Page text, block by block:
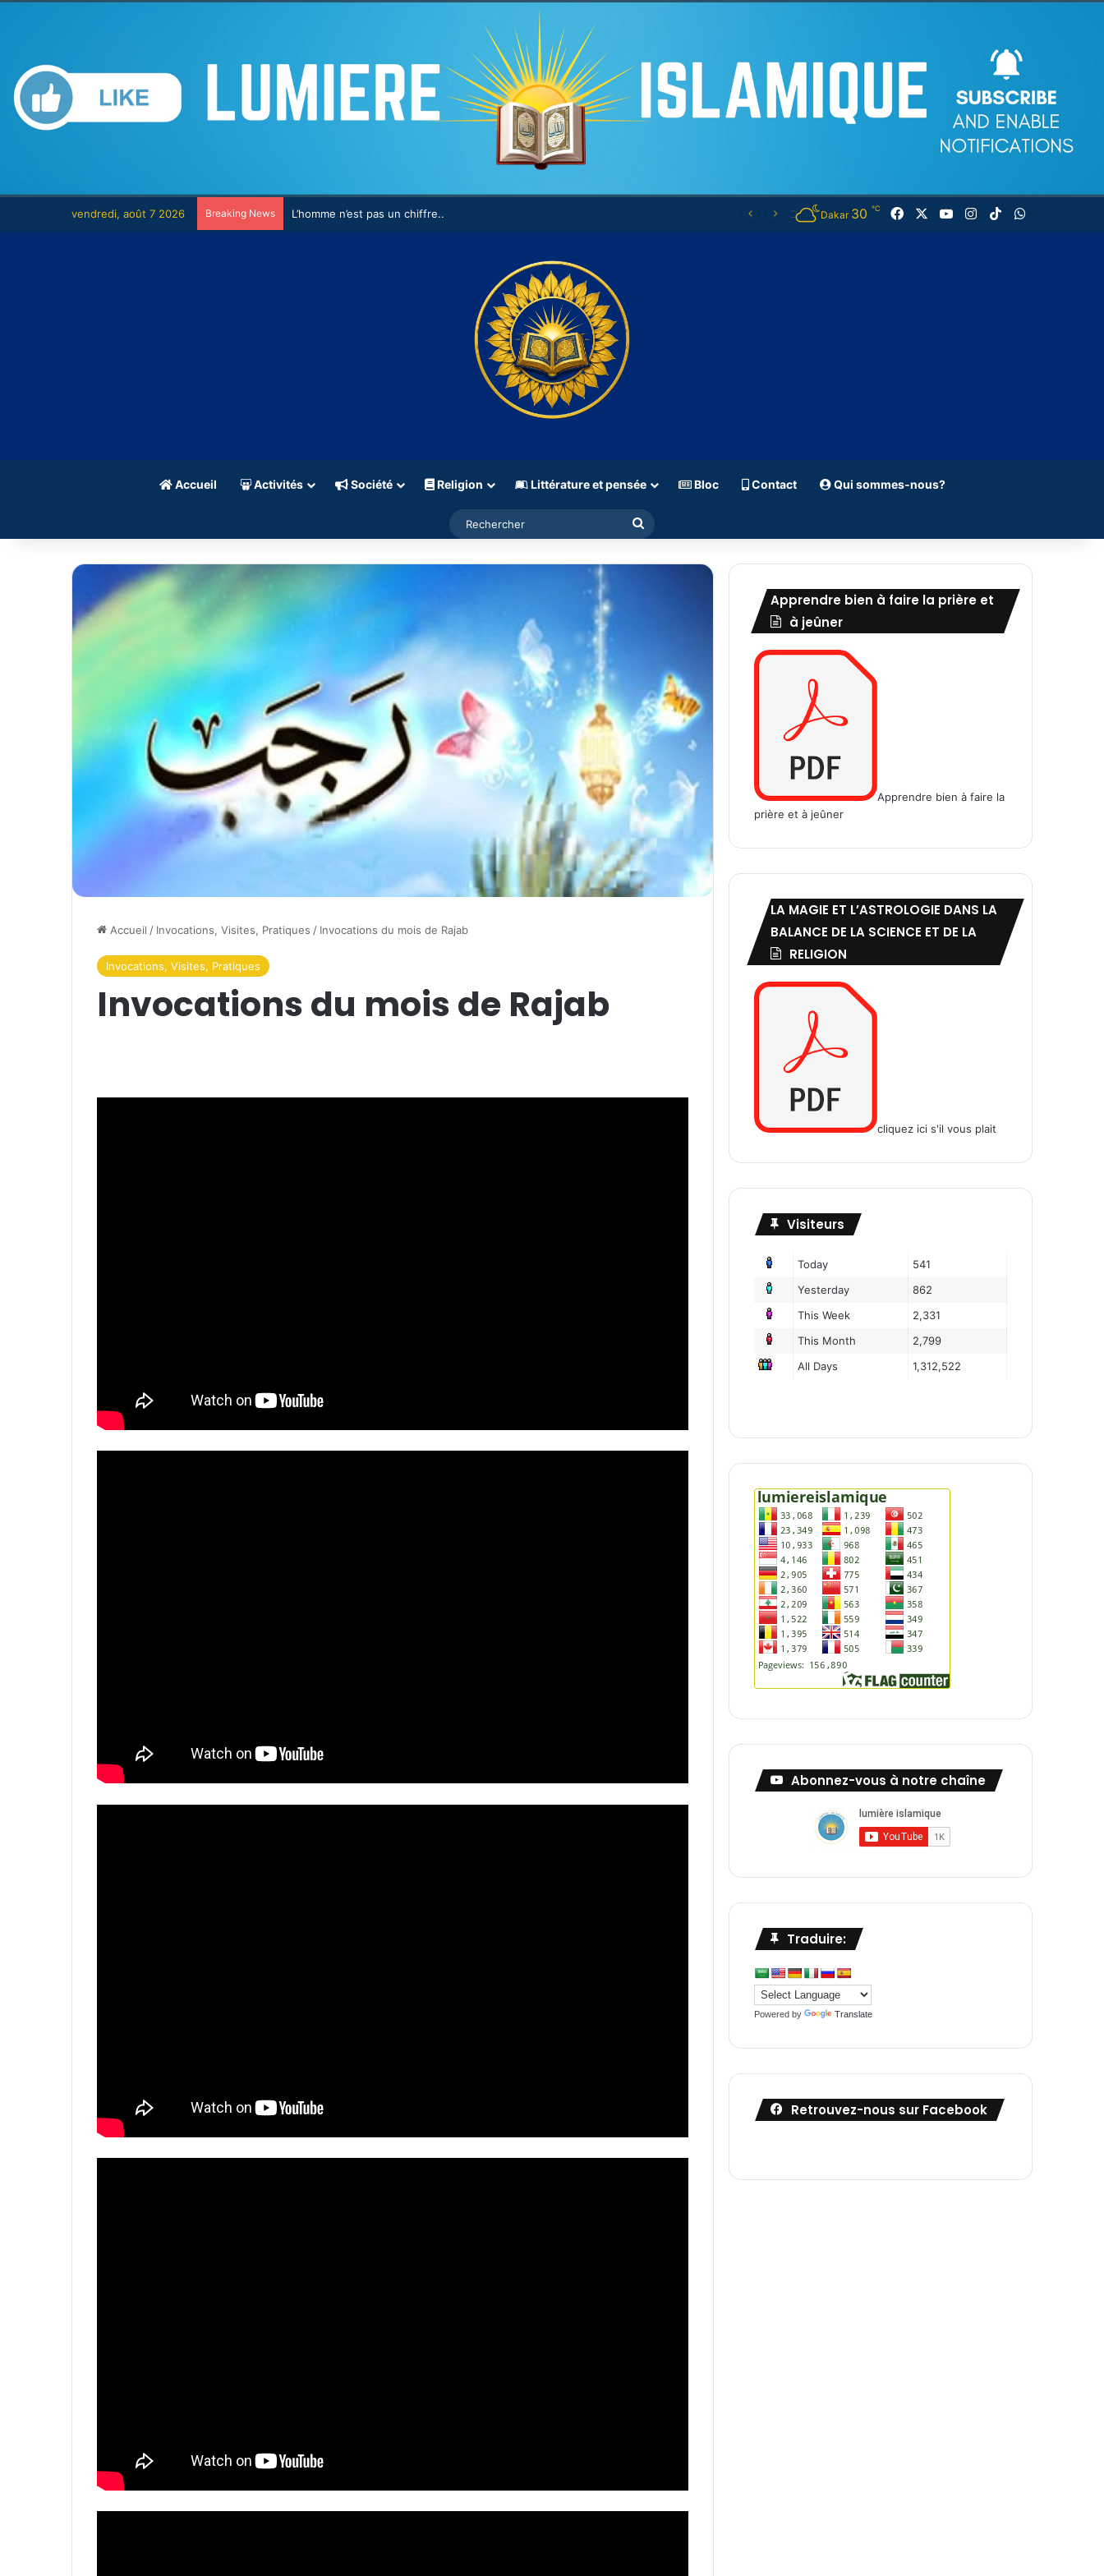
vendredi, août 7 2026 Breaking News L’homme n’est pas un chiffre.. Dakar 30 ℃ Facebook YouTubeInstagram
TikTok
Accueil Activités Société Religion Littérature et pensée Bloc Contact Qui sommes-nous?
Accueil / Invocations, Visites, Pratiques / Invocations du mois de Rajab
Invocations, Visites, Pratiques
Invocations du mois de Rajab
Apprendre bien à faire la prière et
à jeûner
Apprendre bien à faire la
prière et à jeûner
LA MAGIE ET L’ASTROLOGIE DANS LA
BALANCE DE LA SCIENCE ET DE LA
RELIGION
cliquez ici s'il vous plait
Visiteurs
Today
541
Yesterday
862
This Week
2,331
This Month
2,799
All Days
1,312,522
Abonnez-vous à notre chaîne
Traduire:
Powered by Translate
Retrouvez-nous sur Facebook